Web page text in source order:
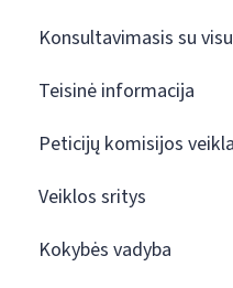
Konsultavimasis su
Teisinė informacija
Peticijų komisijos veikla
Veiklos sritys
Kokybės vadyba